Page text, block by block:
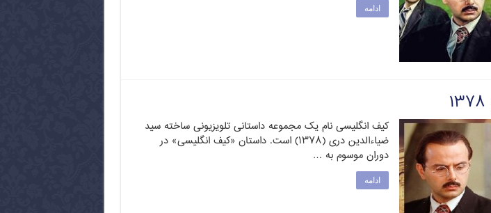
ادامه
کیف انگلیسی نام یک مجموعه داستانی تلویزیونی ساخته سید
ضیاءالدین دری (۱۳۷۸) است. داستان «کیف انگلیسی» در
دوران موسوم به …
ادامه